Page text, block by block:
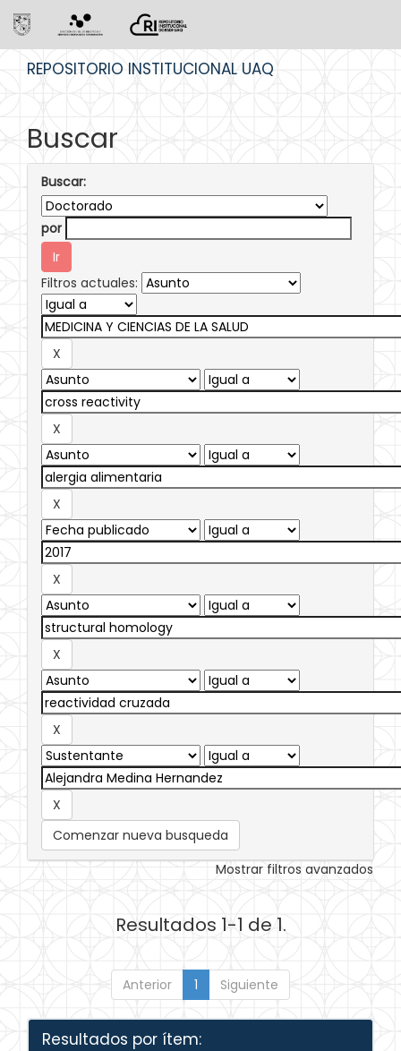
REPOSITORIO INSTITUCIONAL UAQ
Buscar
Buscar:
por
Filtros actuales:
Comenzar nueva busqueda
Mostrar filtros avanzados
Resultados 1-1 de 1.
Anterior 1 Siguiente
Resultados por ítem: